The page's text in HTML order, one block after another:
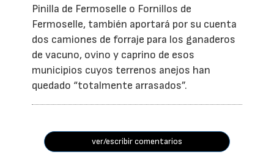
Pinilla de Fermoselle o Fornillos de
Fermoselle, también aportará por su cuenta
dos camiones de forraje para los ganaderos
de vacuno, ovino y caprino de esos
municipios cuyos terrenos anejos han
quedado “totalmente arrasados”.
ver/escribir comentarios